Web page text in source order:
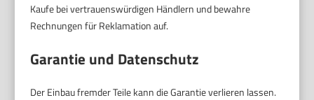
Kaufe bei vertrauenswürdigen Händlern und bewahre
Rechnungen für Reklamation auf.
Garantie und Datenschutz
Der Einbau fremder Teile kann die Garantie verlieren lassen.